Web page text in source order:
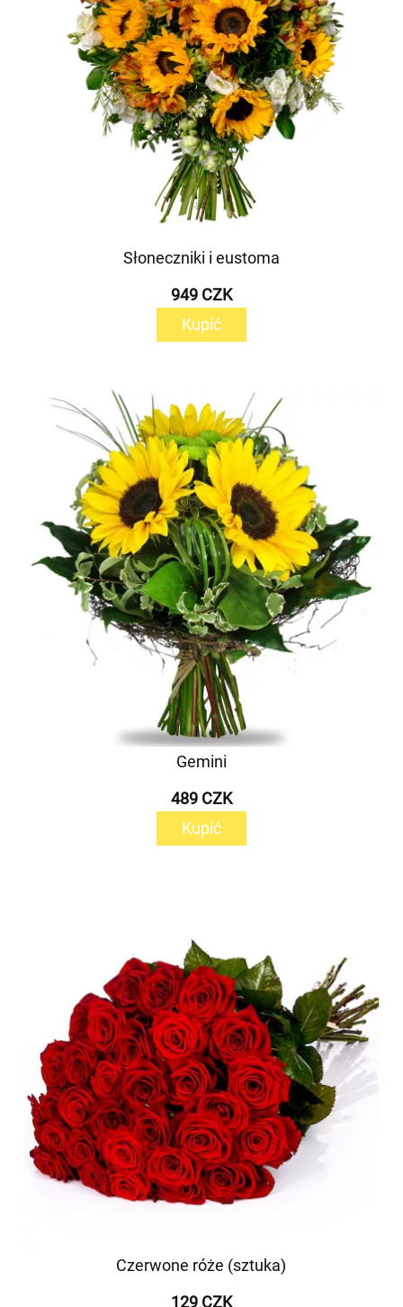
Słoneczniki i eustoma
949 CZK
Kupić
Gemini
489 CZK
Kupić
Czerwone róże (sztuka)
129 CZK